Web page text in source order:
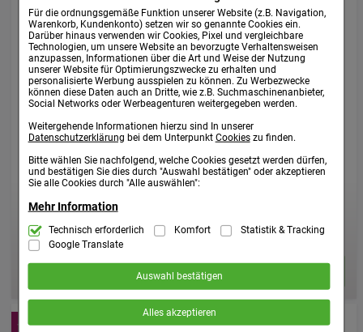
Für die ordnungsgemäße Funktion unserer Website (z.B. Navigation,
Warenkorb, Kundenkonto) setzen wir so genannte Cookies ein.
Darüber hinaus verwenden wir Cookies, Pixel und vergleichbare
Technologien, um unsere Website an bevorzugte Verhaltensweisen
anzupassen, Informationen über die Art und Weise der Nutzung
unserer Website für Optimierungszwecke zu erhalten und
personalisierte Werbung ausspielen zu können. Zu Werbezwecke
können diese Daten auch an Dritte, wie z.B. Suchmaschinenanbieter,
Social Networks oder Werbeagenturen weitergegeben werden.
Weitergehende Informationen hierzu sind In unserer
Datenschutzerklärung bei dem Unterpunkt Cookieszu finden.
Bitte wählen Sie nachfolgend, welche Cookies gesetzt werden dürfen,
und bestätigen Sie dies durch "Auswahl bestätigen" oder akzeptieren
Sie alle Cookies durch "Alle auswählen":
Mehr Information
Technisch Notwendig:Hierbei handelt es sich um Cookies, die für
die Grundfunktionen unserer Website notwendig sind (z.B. Navigation,
Warenkorb, Kundenkonto), weshalb auf diese nicht verzichtet werden
kann.
Komfort:Diese Cookies werden genutzt um das Einkaufserlebnis
noch ansprechender zu gestalten, beispielsweise für die
Wiedererkennung des Besuchers oder unsere Seite an bevorzugte
Verhaltensweisen (z.B. Spracheinstellung) anzupassen. Komfort-
Technisch erforderlich Komfort
Statistik & Tracking
Google Translate
Auswahl bestätigen
Alles akzeptieren
ITIRES spag.Peka N Tropfen
PEKANA Naturheilmittel GmbH
50ml Tropfen
03796347
Nur:
14,68 €¹
AVP:18,35 €²
inkl. MwSt. ggf. zzgl. Versandkosten
293,60 €pro 1 l
APIS MELLIFICA C 30
Globuli
DHU-Arzneimittel GmbH & Co.
10
Nur:
1.076,00 €pro 1 kg
-20% -25%